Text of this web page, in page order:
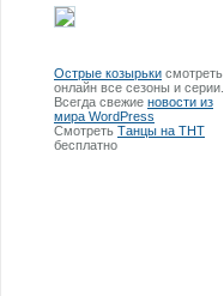
Острые козырьки смотреть
онлайн все сезоны и серии.
Всегда свежие новости из
мира WordPress
Смотреть Танцы на ТНТ
бесплатно